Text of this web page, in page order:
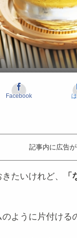
Facebook
記事内に広告が
たいけれど、
ように片付ける